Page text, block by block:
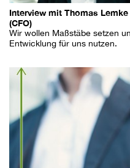
Interview mit Thomas
(CFO)
Wir wollen Maßstäbe setzen
Entwicklung für uns nutzen.